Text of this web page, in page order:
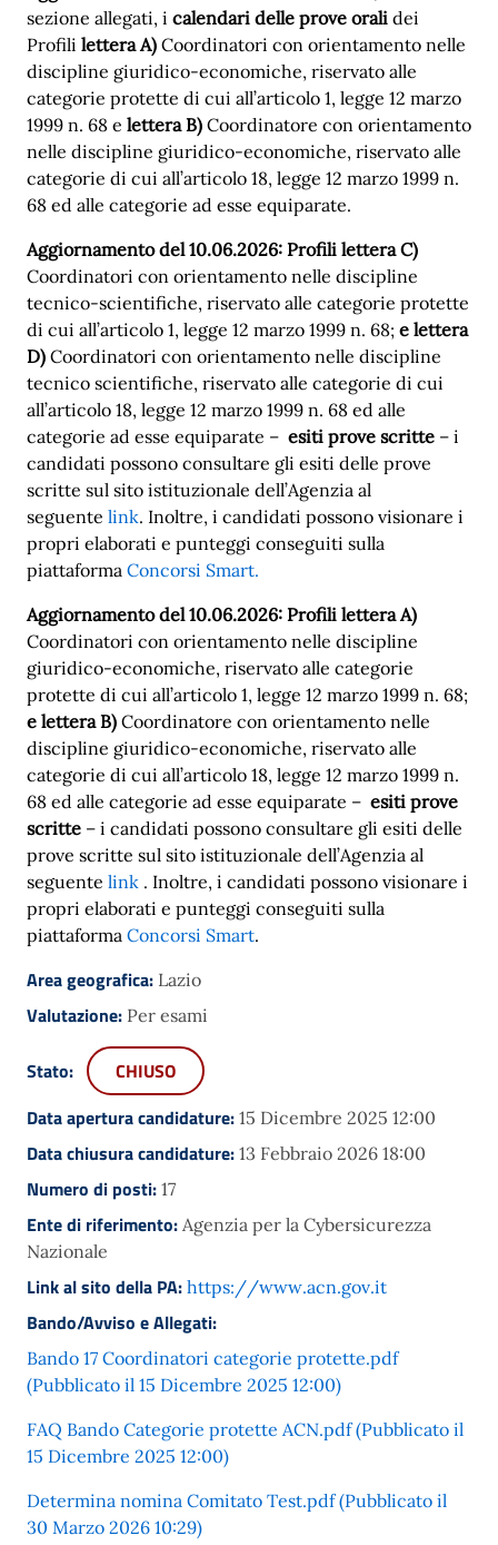
sezione allegati, i calendari delle prove orali dei
Profili lettera A) Coordinatori con orientamento nelle
discipline giuridico-economiche, riservato alle
categorie protette di cui all’articolo 1, legge 12 marzo
1999 n. 68 e lettera B) Coordinatore con orientamento
nelle discipline giuridico-economiche, riservato alle
categorie di cui all’articolo 18, legge 12 marzo 1999 n.
68 ed alle categorie ad esse equiparate.
Aggiornamento del 10.06.2026: Profili lettera C)
Coordinatori con orientamento nelle discipline
tecnico-scientifiche, riservato alle categorie protette
di cui all’articolo 1, legge 12 marzo 1999 n. 68; e lettera
D) Coordinatori con orientamento nelle discipline
tecnico scientifiche, riservato alle categorie di cui
all’articolo 18, legge 12 marzo 1999 n. 68 ed alle
categorie ad esse equiparate – esiti prove scritte – i
candidati possono consultare gli esiti delle prove
scritte sul sito istituzionale dell’Agenzia al
seguente link. Inoltre, i candidati possono visionare i
propri elaborati e punteggi conseguiti sulla
piattaforma Concorsi Smart.
Aggiornamento del 10.06.2026: Profili lettera A)
Coordinatori con orientamento nelle discipline
giuridico-economiche, riservato alle categorie
protette di cui all’articolo 1, legge 12 marzo 1999 n. 68;
e lettera B) Coordinatore con orientamento nelle
discipline giuridico-economiche, riservato alle
categorie di cui all’articolo 18, legge 12 marzo 1999 n.
68 ed alle categorie ad esse equiparate – esiti prove
scritte – i candidati possono consultare gli esiti delle
prove scritte sul sito istituzionale dell’Agenzia al
seguente link . Inoltre, i candidati possono visionare i
propri elaborati e punteggi conseguiti sulla
piattaforma Concorsi Smart.
Area geografica: Lazio
Valutazione: Per esami
Stato:
CHIUSO
Data apertura candidature: 15 Dicembre 2025 12:00
Data chiusura candidature: 13 Febbraio 2026 18:00
Numero di posti: 17
Ente di riferimento: Agenzia per la Cybersicurezza
Nazionale
Link al sito della PA: https://www.acn.gov.it
Bando/Avviso e Allegati:
Bando 17 Coordinatori categorie protette.pdf
(Pubblicato il 15 Dicembre 2025 12:00)
FAQ Bando Categorie protette ACN.pdf (Pubblicato il
15 Dicembre 2025 12:00)
Determina nomina Comitato Test.pdf (Pubblicato il
30 Marzo 2026 10:29)